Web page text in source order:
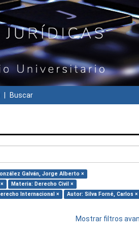
Buscar
Galván, Jorge Alberto ×
Materia: Derecho Civil ×
Internacional ×
Autor: Silva Forné, Carlos ×
Mostrar filtros